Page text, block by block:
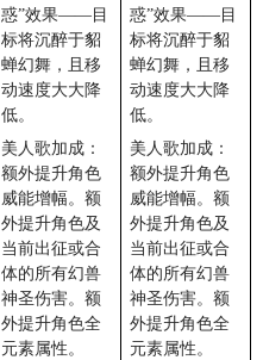
惑”效果——目
标将沉醉于貂
蝉幻舞，且移
动速度大大降
低。
美人歌加成：
额外提升角色
威能增幅。额
外提升角色及
当前出征或合
体的所有幻兽
神圣伤害。额
外提升角色全
元素属性。
惑”效果——目
标将沉醉于貂
蝉幻舞，且移
动速度大大降
低。
美人歌加成：
额外提升角色
威能增幅。额
外提升角色及
当前出征或合
体的所有幻兽
神圣伤害。额
外提升角色全
元素属性。